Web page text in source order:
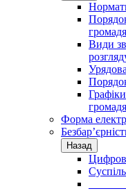
Види
Форма
Назад